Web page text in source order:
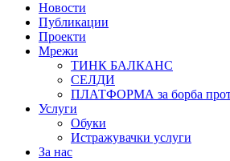
Новости
Публикации
Проекти
Мрежи
ТИНК БАЛКАНС
СЕЛДИ
ПЛАТФОРМА за борба
Услуги
Обуки
Истражувачки услуги
За нас